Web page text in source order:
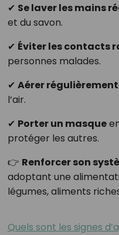
✔ Se laver les mains
et du savon.
✔ Éviter les contacts
personnes malades.
✔ Aérer
l’air.
✔ Porter un masque
protéger les autres.
👉 Renforcer son
adoptant une
légumes, aliments
Quels sont les signes